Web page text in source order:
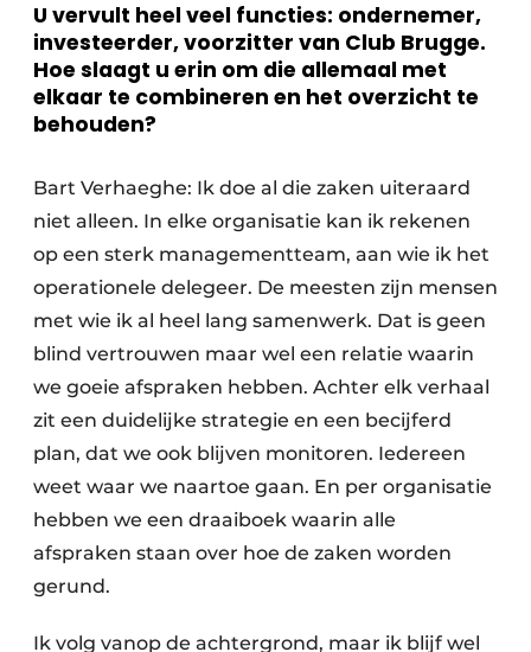
U vervult heel veel functies: ondernemer,
investeerder, voorzitter van Club Brugge.
Hoe slaagt u erin om die allemaal met
elkaar te combineren en het overzicht te
behouden?
Bart Verhaeghe: Ik doe al die zaken uiteraard
niet alleen. In elke organisatie kan ik rekenen
op een sterk managementteam, aan wie ik het
operationele delegeer. De meesten zijn mensen
met wie ik al heel lang samenwerk. Dat is geen
blind vertrouwen maar wel een relatie waarin
we goeie afspraken hebben. Achter elk verhaal
zit een duidelijke strategie en een becijferd
plan, dat we ook blijven monitoren. Iedereen
weet waar we naartoe gaan. En per organisatie
hebben we een draaiboek waarin alle
afspraken staan over hoe de zaken worden
gerund.
Ik volg vanop de achtergrond, maar ik blijf wel